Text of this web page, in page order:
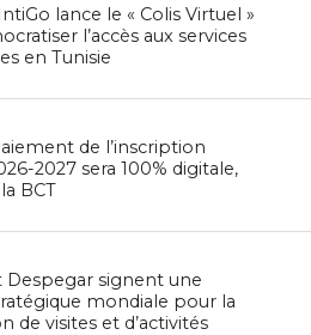
lance le « Colis Virtuel »
l’accès aux services
en Tunisie
de l’inscription
2027 sera 100% digitale,
BCT
Despegar signent une
mondiale pour la
de visites et d’activités